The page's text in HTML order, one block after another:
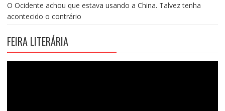
O Ocidente achou que estava usando a China. Talvez tenha
acontecido o contrário
FEIRA LITERÁRIA